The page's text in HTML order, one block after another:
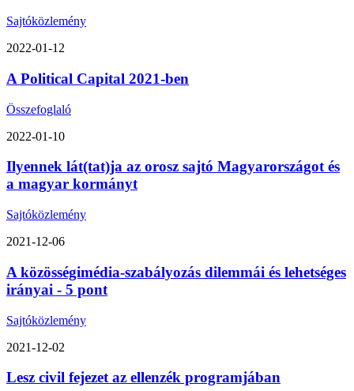
Sajtóközlemény
2022-01-12
A Political Capital 2021-ben
Összefoglaló
2022-01-10
Ilyennek lát(tat)ja az orosz sajtó Magyarországot és
a magyar kormányt
Sajtóközlemény
2021-12-06
A közösségimédia-szabályozás dilemmái és lehetséges
irányai - 5 pont
Sajtóközlemény
2021-12-02
Lesz civil fejezet az ellenzék programjában